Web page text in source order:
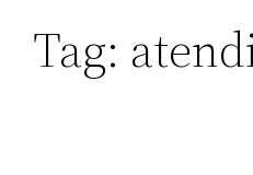
Tag: